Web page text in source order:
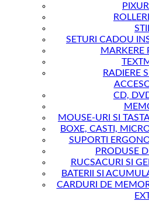
SETURI CADOU
MARKERE
RADIERE
CD,
MOUSE-URI SI
BOXE, CASTI,
SUPORTI
PRODUSE
RUCSACURI SI
BATERII SI
CARDURI DE